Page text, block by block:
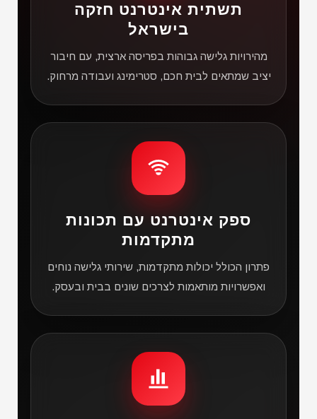
תשתית אינטרנט חזקה
בישראל
מהירויות גלישה גבוהות בפריסה ארצית, עם חיבור
יציב שמתאים לבית חכם, סטרימינג ועבודה מרחוק.
ספק אינטרנט עם תכונות
מתקדמות
פתרון הכולל יכולות מתקדמות, שירותי גלישה נוחים
ואפשרויות מותאמות לצרכים שונים בבית ובעסק.